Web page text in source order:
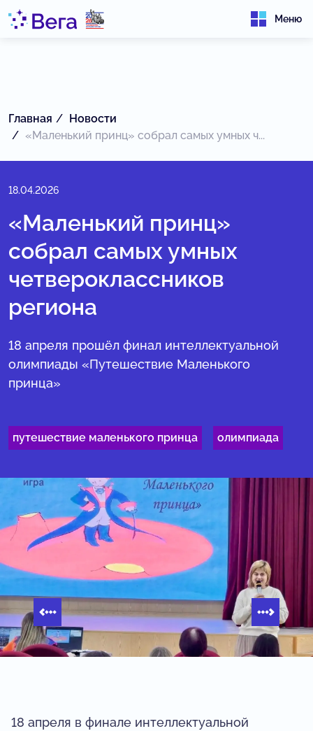
Меню
Главная
Новости
«Маленький принц» собрал самых умных ч...
18.04.2026
«Маленький принц»
собрал самых умных
четвероклассников
региона
18 апреля прошёл финал интеллектуальной
олимпиады «Путешествие Маленького
принца»
путешествие маленького принца олимпиада
18 апреля в финале интеллектуальной